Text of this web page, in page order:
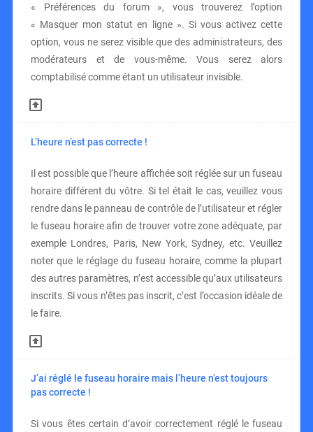
« Préférences du forum », vous trouverez l’option
« Masquer mon statut en ligne ». Si vous activez cette
option, vous ne serez visible que des administrateurs, des
modérateurs et de vous-même. Vous serez alors
comptabilisé comme étant un utilisateur invisible.
L’heure n’est pas correcte !
Il est possible que l’heure affichée soit réglée sur un fuseau
horaire différent du vôtre. Si tel était le cas, veuillez vous
rendre dans le panneau de contrôle de l’utilisateur et régler
le fuseau horaire afin de trouver votre zone adéquate, par
exemple Londres, Paris, New York, Sydney, etc. Veuillez
noter que le réglage du fuseau horaire, comme la plupart
des autres paramètres, n’est accessible qu’aux utilisateurs
inscrits. Si vous n’êtes pas inscrit, c’est l’occasion idéale de
le faire.
J’ai réglé le fuseau horaire mais l’heure n’est toujours
pas correcte !
Si vous êtes certain d’avoir correctement réglé le fuseau